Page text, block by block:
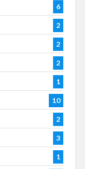
6
2
2
2
1
10
2
3
1